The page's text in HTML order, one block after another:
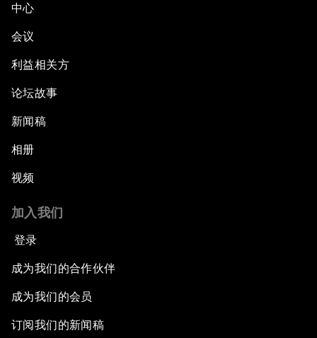
中心
会议
利益相关方
论坛故事
新闻稿
相册
视频
加入我们
登录
成为我们的合作伙伴
成为我们的会员
订阅我们的新闻稿